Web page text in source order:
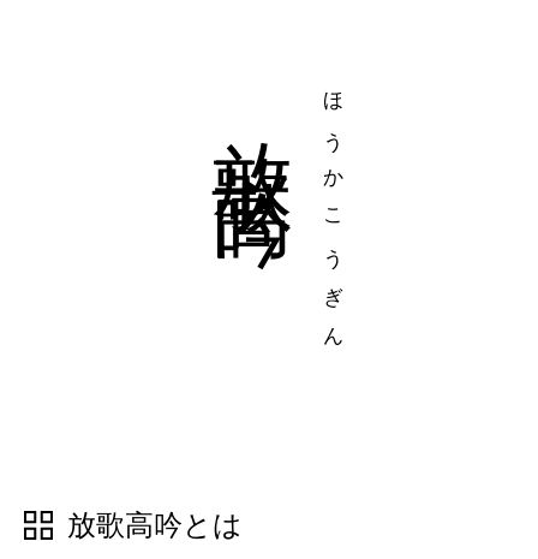
四字熟語
一覧表示 ほうかこうぎん
放歌高吟とは
四字熟語
一覧表示